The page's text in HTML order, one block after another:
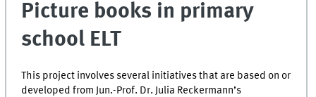
Picture books in primary
school ELT
This project involves several initiatives that are based on or
developed from Jun.-Prof. Dr. Julia Reckermann’s